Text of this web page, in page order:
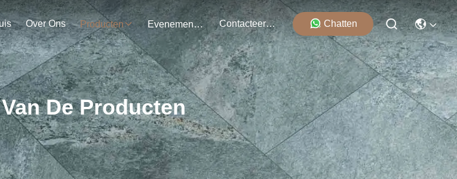
Over Ons Producten Evenementen Contacteer Ons Chatten
De Producten